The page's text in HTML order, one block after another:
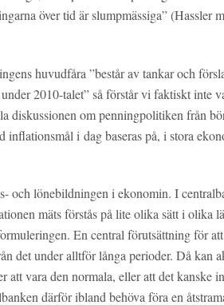
över tid är slumpmässiga” (Hassler
huvudfåra ”består av tankar och
2010-talet” så förstår vi faktiskt inte
diskussionen om penningpolitiken från
i dag baseras på, i stora
och lönebildningen i ekonomin. I
mäts förstås på lite olika sätt i olika
En central förutsättning för
det under alltför långa perioder. Då kan
vara den normala, eller att det kanske
därför ibland behöva föra en